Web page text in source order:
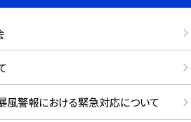
風警報における緊急対応について